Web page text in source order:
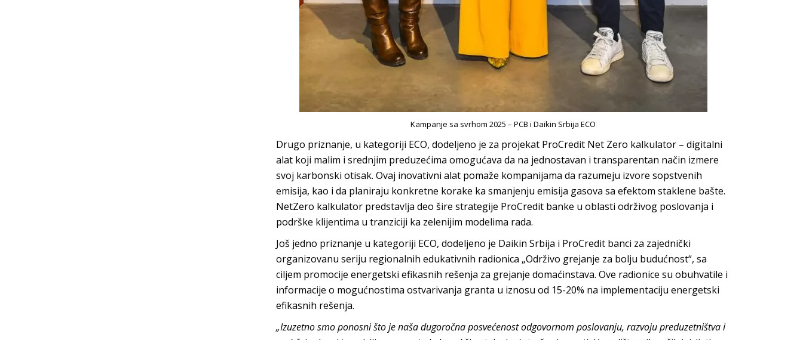
Kampanje sa svrhom 2025 – PCB i Daikin Srbija ECO
Drugo priznanje, u kategoriji ECO, dodeljeno je za projekat ProCredit Net Zero kalkulator – digitalni
alat koji malim i srednjim preduzećima omogućava da na jednostavan i transparentan način izmere
svoj karbonski otisak. Ovaj inovativni alat pomaže kompanijama da razumeju izvore sopstvenih
emisija, kao i da planiraju konkretne korake ka smanjenju emisija gasova sa efektom staklene bašte.
NetZero kalkulator predstavlja deo šire strategije ProCredit banke u oblasti održivog poslovanja i
podrške klijentima u tranziciji ka zelenijim modelima rada.
Još jedno priznanje u kategoriji ECO, dodeljeno je Daikin Srbija i ProCredit banci za zajednički
organizovanu seriju regionalnih edukativnih radionica „Održivo grejanje za bolju budućnost“, sa
ciljem promocije energetski efikasnih rešenja za grejanje domaćinstava. Ove radionice su obuhvatile i
informacije o mogućnostima ostvarivanja granta u iznosu od 15-20% na implementaciju energetski
efikasnih rešenja.
„Izuzetno smo ponosni što je naša dugoročna posvećenost odgovornom poslovanju, razvoju preduzetništva i